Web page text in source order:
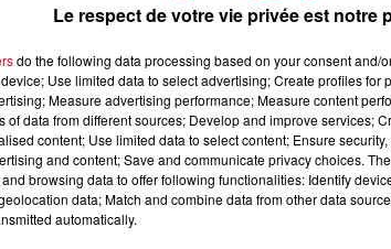
2026
, 📱 et sur l’Application FG (IOShttps://urlz.fr/
Le respect de votre vie privée est notre
do the following data processing based on your consent and/
Use limited data to select advertising; Create profiles for
Measure advertising performance; Measure content
of data from different sources; Develop and improve services;
content; Use limited data to select content; Ensure
and content; Save and communicate privacy choices.
browsing data to offer following functionalities: Identify
data; Match and combine data from other data
automatically.